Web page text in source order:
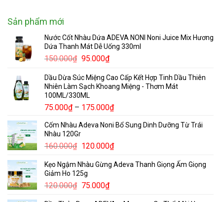
Sản phẩm mới
Nước Cốt Nhàu Dứa ADEVA NONI Noni Juice Mix Hương
Dứa Thanh Mát Dễ Uống 330ml
150.000₫ Giá
là:
150.000₫.
95.000₫Giá
tại
là:
Dầu Dừa Súc Miệng Cao Cấp Kết Hợp Tinh Dầu Thiên
Nhiên Làm Sạch Khoang Miệng - Thơm Mát
100ML/330ML
75.000₫ – 175.000₫Khoảng
từ
đến
Cốm Nhàu Adeva Noni Bổ Sung Dinh Dưỡng Từ Trái
Nhàu 120Gr
160.000₫ Giá
là:
160.000₫.
120.000₫Giá
tại
Kẹo Ngậm Nhàu Gừng Adeva Thanh Giọng Ấm Giọng
Giảm Ho 125g
120.000₫ Giá
75.000₫Giá